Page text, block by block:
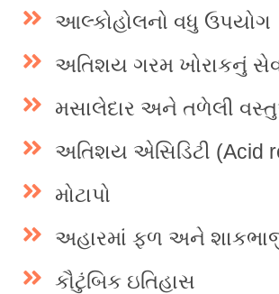
આલ્કોહોલનો વધુ ઉપયોગ
અતિશય ગરમ ખોરાકનું
મસાલેદાર અને તળેલી
અતિશય એસિડિટી (Acid
મોટાપો
અહારમાં ફળ અને
કૌટુંબિક ઇતિહાસ